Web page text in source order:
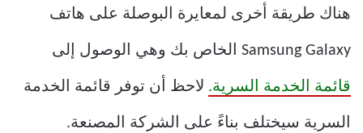
هناك طريقة أخرى لمعايرة البوصلة على هاتف
Samsung Galaxy الخاص بك وهي الوصول إلى
قائمة الخدمة السرية. لاحظ أن توفر قائمة الخدمة
السرية سيختلف بناءً على الشركة المصنعة.